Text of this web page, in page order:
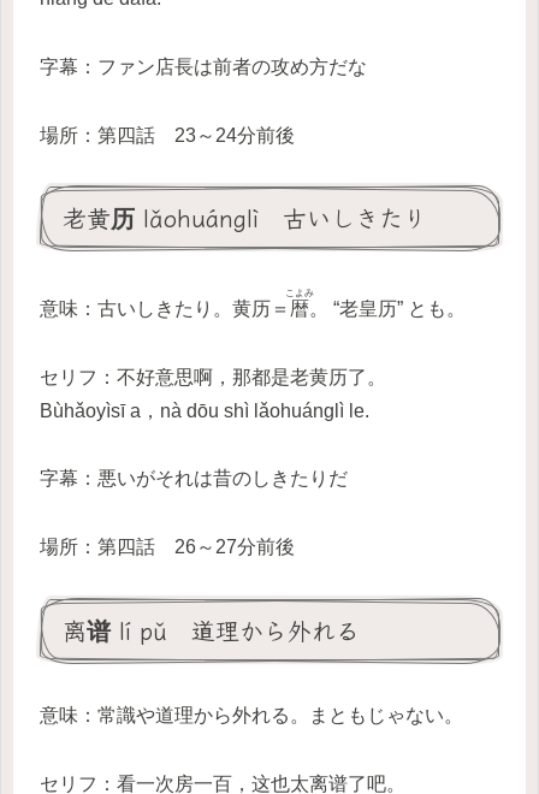
字幕：ファン店長は前者の攻め方だな
場所：第四話 23～24分前後
老黄历 lǎohuánglì 古いしきたり
意味：古いしきたり。黄历＝ 暦
こよみ
。 “老皇历” とも。
セリフ：不好意思啊，那都是老黄历了。
Bùhǎoyìsī a，nà dōu shì lǎohuánglì le.
字幕：悪いがそれは昔のしきたりだ
場所：第四話 26～27分前後
离谱 lí pǔ 道理から外れる
意味：常識や道理から外れる。まともじゃない。
セリフ：看一次房一百，这也太离谱了吧。